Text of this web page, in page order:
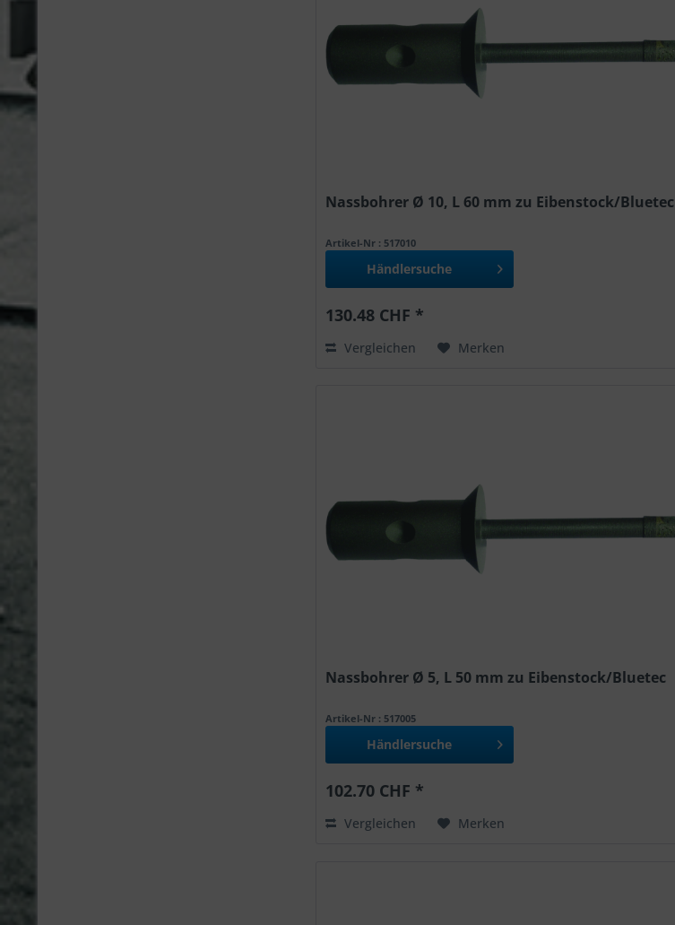
Nassbohrer Ø 10, L 60 mm zu Eibenstock/Bluetec
Artikel-Nr : 517010
Händlersuche
130.48 CHF *
Vergleichen Merken
Nassbohrer Ø 5, L 50 mm zu Eibenstock/Bluetec
Artikel-Nr : 517005
Händlersuche
102.70 CHF *
Vergleichen Merken